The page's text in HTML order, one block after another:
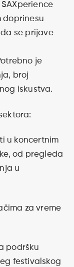
doprinesu
se prijave
je
broj
iskustva.
u koncertnim
od pregleda
u
za vreme
podršku
festivalskog